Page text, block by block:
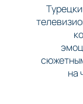
на